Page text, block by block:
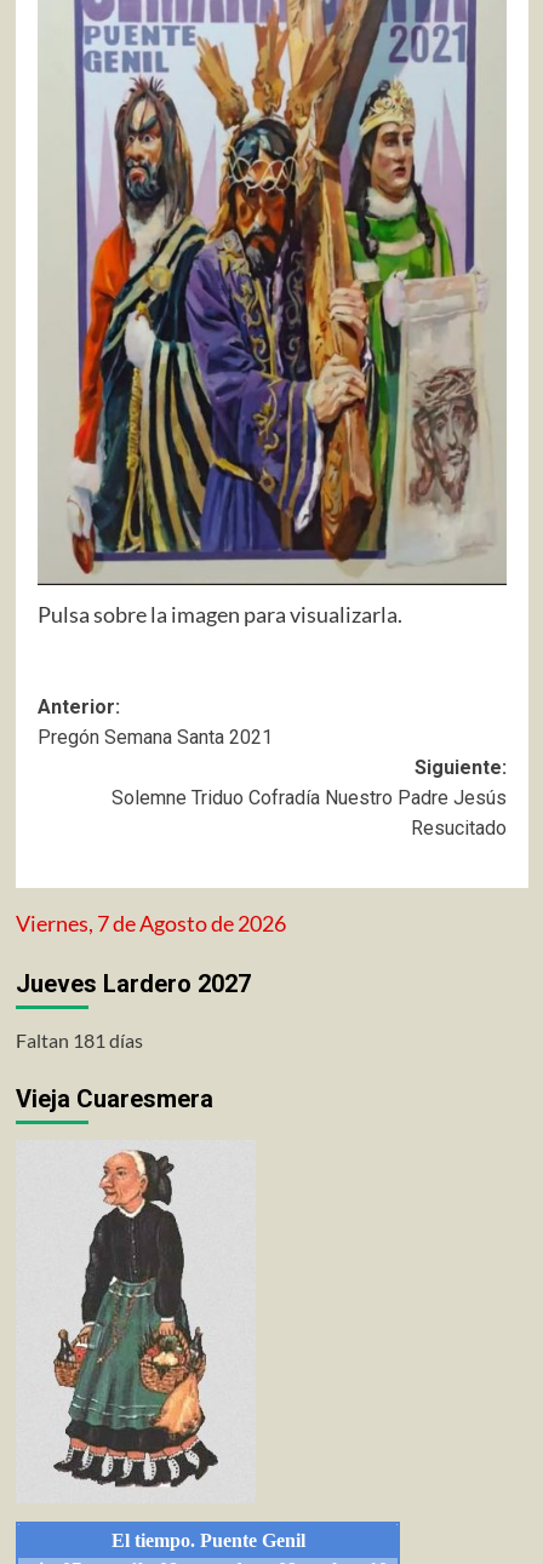
Pulsa sobre la imagen para visualizarla.
Navegación
de
entradas
Anterior:
Pregón Semana Santa 2021
Siguiente:
Solemne Triduo Cofradía Nuestro Padre Jesús
Resucitado
Viernes, 7 de Agosto de 2026
Jueves Lardero 2027
Faltan 181 días
Vieja Cuaresmera